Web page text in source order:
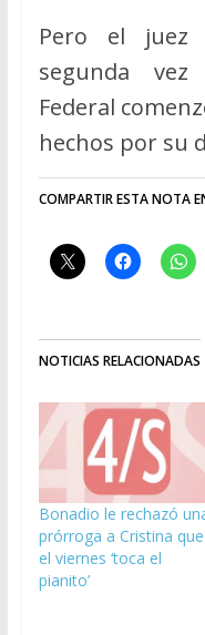
Pero el
segunda
Federal
hechos por su
COMPARTIR ESTA NOTA
NOTICIAS RELACIONADAS
Bonadio le rechazó
prórroga a Cristina que
el viernes ‘toca el
pianito’